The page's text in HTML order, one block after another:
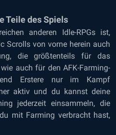
Teile des Spiels
anderen Idle-RPGs ist,
Scrolls von vorne herein auch
die größtenteils für das
auch für den AFK-Farming-
Erstere nur im Kampf
aktiv und du kannst deine
jederzeit einsammeln, die
mit Farming verbracht hast,